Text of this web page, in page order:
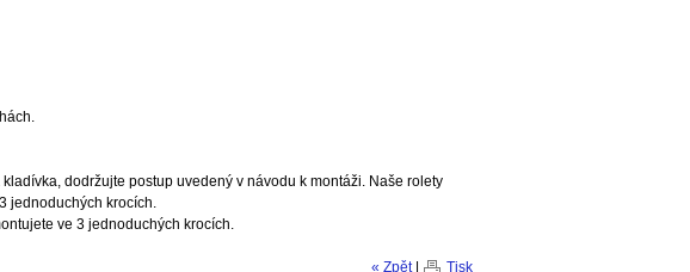
dodržujte postup uvedený v návodu k montáži. Naše rolety
jednoduchých krocích.
ve 3 jednoduchých krocích.
« Zpět| Tisk